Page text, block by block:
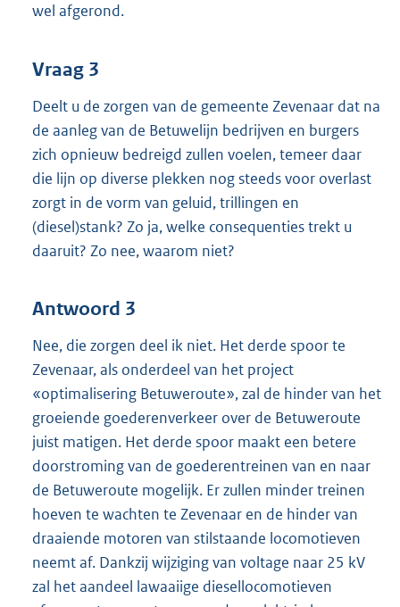
wel afgerond.
Vraag 3
Deelt u de zorgen van de gemeente Zevenaar dat na
de aanleg van de Betuwelijn bedrijven en burgers
zich opnieuw bedreigd zullen voelen, temeer daar
die lijn op diverse plekken nog steeds voor overlast
zorgt in de vorm van geluid, trillingen en
(diesel)stank? Zo ja, welke consequenties trekt u
daaruit? Zo nee, waarom niet?
Antwoord 3
Nee, die zorgen deel ik niet. Het derde spoor te
Zevenaar, als onderdeel van het project
«optimalisering Betuweroute», zal de hinder van het
groeiende goederenverkeer over de Betuweroute
juist matigen. Het derde spoor maakt een betere
doorstroming van de goederentreinen van en naar
de Betuweroute mogelijk. Er zullen minder treinen
hoeven te wachten te Zevenaar en de hinder van
draaiende motoren van stilstaande locomotieven
neemt af. Dankzij wijziging van voltage naar 25 kV
zal het aandeel lawaaiige diesellocomotieven